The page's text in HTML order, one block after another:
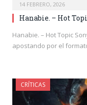
14 FEBRERO, 2026
Hanabie. – Hot
Hanabie. – Hot Topic
apostando por el
CRÍTICAS